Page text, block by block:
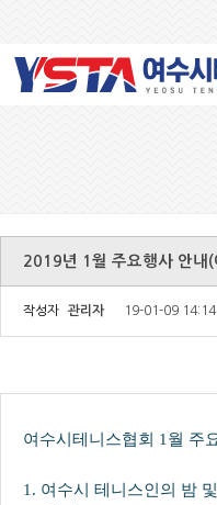
2019년 1월 주요행사 안내
작성자 관리자 19-01-09 14:14
여수시테니스협회 1월 주
1. 여수시 테니스인의 밤